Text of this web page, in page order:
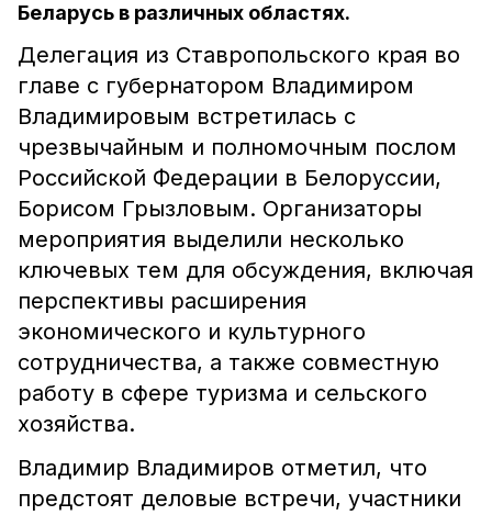
Беларусь в различных областях.
Делегация из Ставропольского края во
главе с губернатором Владимиром
Владимировым встретилась с
чрезвычайным и полномочным послом
Российской Федерации в Белоруссии,
Борисом Грызловым. Организаторы
мероприятия выделили несколько
ключевых тем для обсуждения, включая
перспективы расширения
экономического и культурного
сотрудничества, а также совместную
работу в сфере туризма и сельского
хозяйства.
Владимир Владимиров отметил, что
предстоят деловые встречи, участники